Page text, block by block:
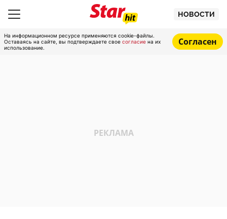
НОВОСТИ
На информационном ресурсе применяются cookie-файлы.
Оставаясь на сайте, вы подтверждаете свое согласие на их
использование.
Согласен